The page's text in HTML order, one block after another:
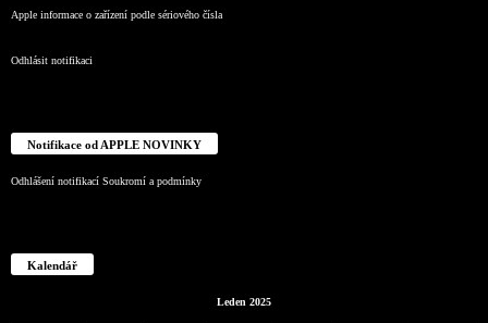
Apple informace o zařízení podle sériového čísla
Odhlásit notifikaci
Notifikace od APPLE NOVINKY
Odhlášení notifikací Soukromí a podmínky
Kalendář
Leden 2025